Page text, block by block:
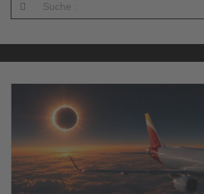
Wissen,
was
Tourismus
los
ist!
Nachrichten